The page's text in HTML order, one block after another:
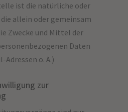
ist die natürliche oder
allein oder gemeinsam
Zwecke und Mittel der
Daten
Adressen o. Ä.)
zur